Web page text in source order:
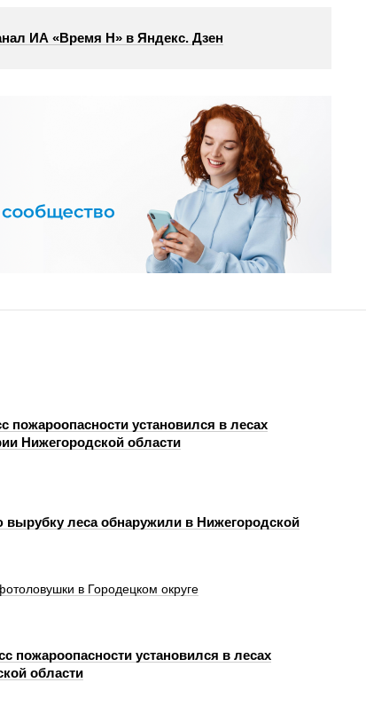
ИА «Время Н» в Яндекс. Дзен
пожароопасности установился в лесах
Нижегородской области
вырубку леса обнаружили в Нижегородской
в Городецком округе
пожароопасности установился в лесах
области